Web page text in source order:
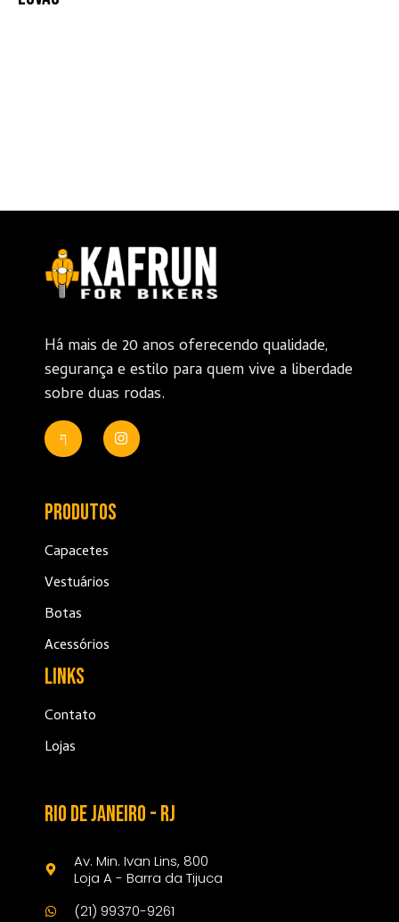
Há mais de 20 anos oferecendo qualidade,
segurança e estilo para quem vive a liberdade
sobre duas rodas.
Produtos
Capacetes
Vestuários
Botas
Acessórios
Links
Contato
Lojas
Rio de janeiro - rj
Av. Min. Ivan Lins, 800
Loja A - Barra da Tijuca
(21) 99370-9261